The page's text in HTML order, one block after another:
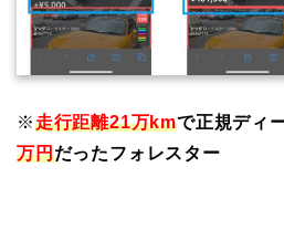
※走行距離21万kmで正規ディ
万円だったフォレスター